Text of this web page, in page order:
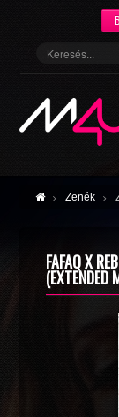
Zenék
FAFAQ X
(EXTENDED